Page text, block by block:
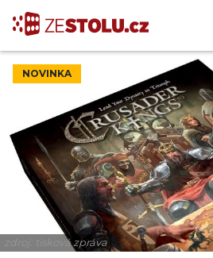
NOVINKA
zdroj: tisková zpráva